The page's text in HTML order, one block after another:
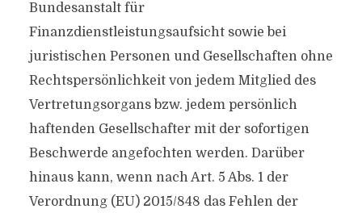
Bundesanstalt für
Finanzdienstleistungsaufsicht sowie bei
juristischen Personen und Gesellschaften ohne
Rechtspersönlichkeit von jedem Mitglied des
Vertretungsorgans bzw. jedem persönlich
haftenden Gesellschafter mit der sofortigen
Beschwerde angefochten werden. Darüber
hinaus kann, wenn nach Art. 5 Abs. 1 der
Verordnung (EU) 2015/848 das Fehlen der